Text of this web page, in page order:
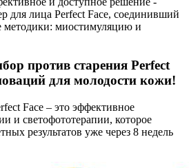
для лица Perfect Face, соединивший
методики: миостимуляцию и
против старения Perfect
для молодости кожи!
Face – это эффективное
и светофототерапии, которое
результатов уже через 8 недель